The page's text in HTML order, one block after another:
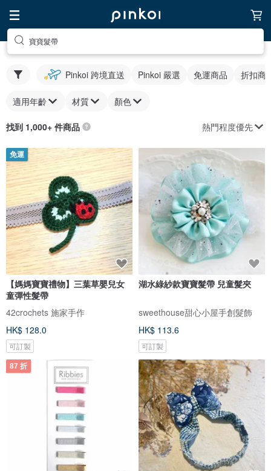
寶寶髮帶
Pinkoi 跨境直送 Pinkoi 嚴選 免運商品 折扣商
適用年齡 材質 顏色
找到 1,000+ 件商品 熱門程度優先
免運
【媽媽寶寶禮物】三葉草嬰兒女
童彈性髮帶
42crochets 施家手作
HK$ 128.0
可訂製
湖水綠紗款寶寶髮帶 兒童髮夾
sweethouse甜心小屋手創髮飾
HK$ 113.6
可訂製
87 折